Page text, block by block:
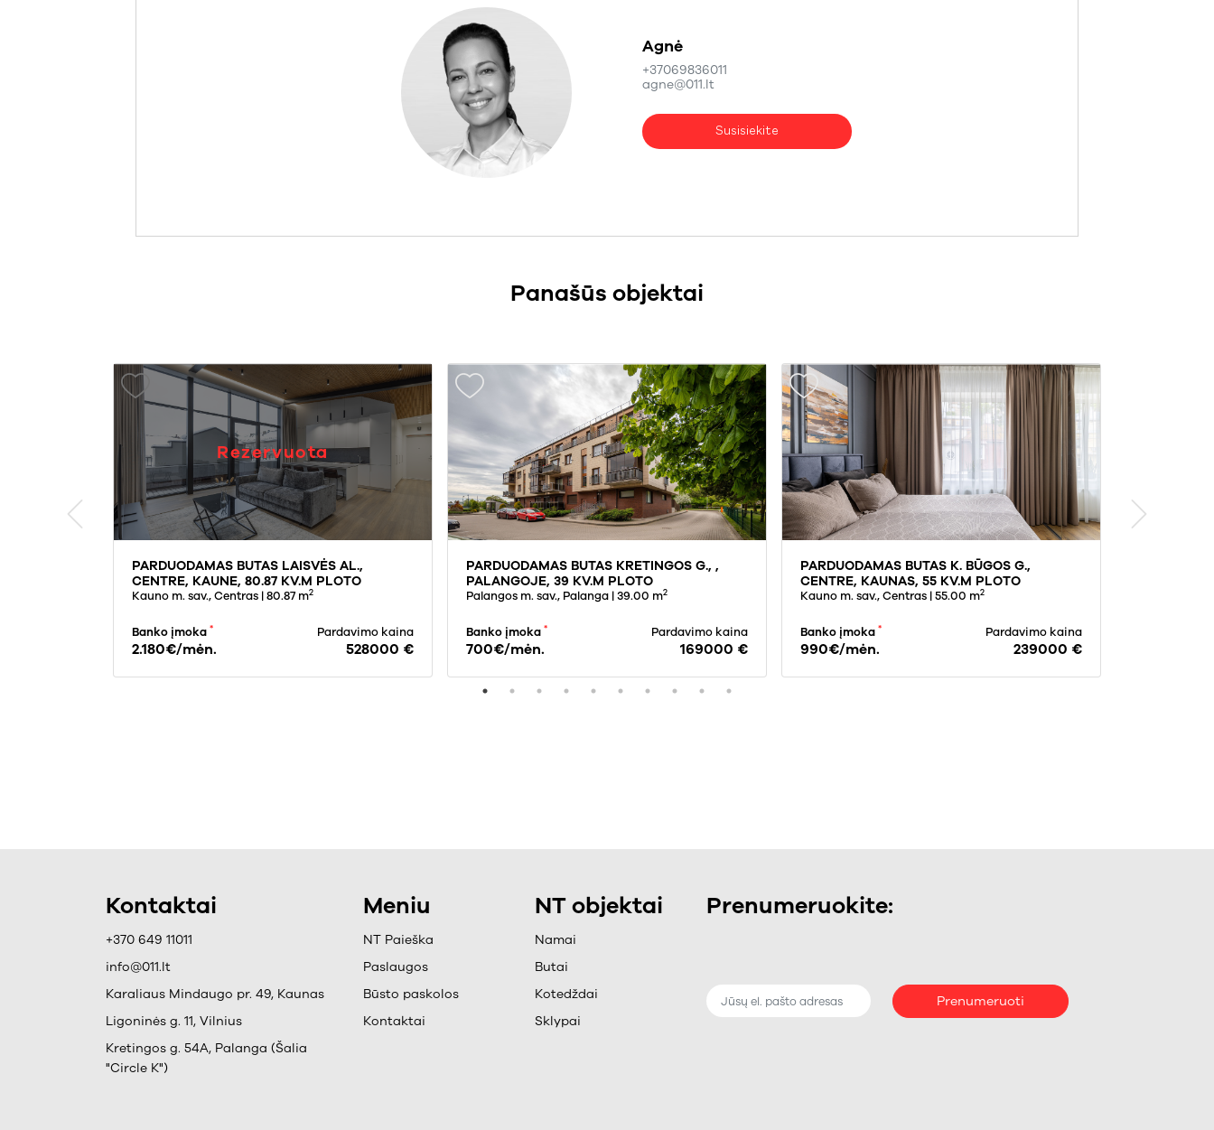
Agnė
+37069836011
agne@011.lt
Susisiekite
Panašūs objektai
Rezervuota
PARDUODAMAS BUTAS LAISVĖS AL.,
CENTRE, KAUNE, 80.87 KV.M PLOTO
Kauno m. sav., Centras | 80.87 m2
Banko įmoka *
2.180€/mėn.
Pardavimo kaina
528000 €
PARDUODAMAS BUTAS KRETINGOS G., ,
PALANGOJE, 39 KV.M PLOTO
Palangos m. sav., Palanga | 39.00 m2
Banko įmoka *
700€/mėn.
Pardavimo kaina
169000 €
PARDUODAMAS BUTAS K. BŪGOS G.,
CENTRE, KAUNAS, 55 KV.M PLOTO
Kauno m. sav., Centras | 55.00 m2
Banko įmoka *
990€/mėn.
Pardavimo kaina
239000 €
Kontaktai
+370 649 11011
info@011.lt
Karaliaus Mindaugo pr. 49, Kaunas
Ligoninės g. 11, Vilnius
Kretingos g. 54A, Palanga (Šalia
"Circle K")
Meniu
NT Paieška
Paslaugos
Būsto paskolos
Kontaktai
NT objektai
Namai
Butai
Kotedždai
Sklypai
Prenumeruokite:
Prenumeruoti